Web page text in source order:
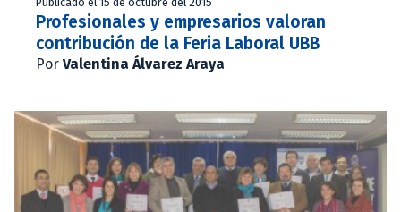
Profesionales y empresarios valoran
contribución de la Feria Laboral UBB
Por Valentina Álvarez Araya